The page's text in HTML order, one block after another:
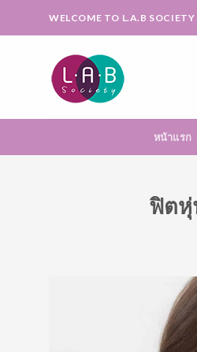
WELCOME TO L.A.B SOCIETY
หน้าแรก
ฟิตหุ่